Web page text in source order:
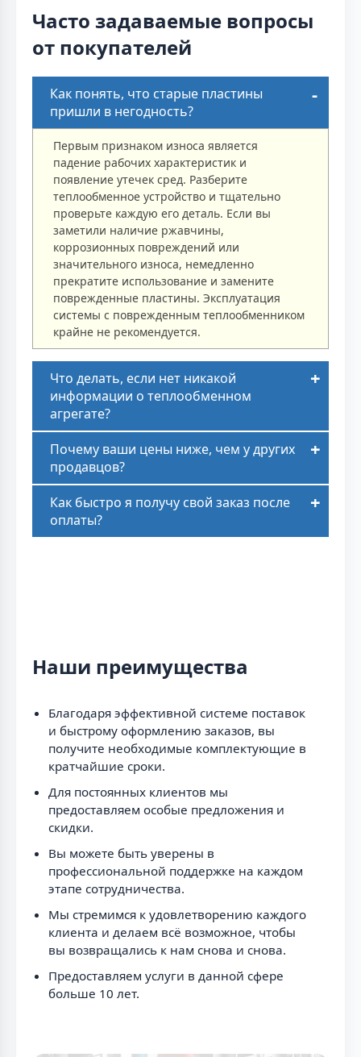
Часто задаваемые вопросы
от покупателей
Как понять, что старые пластины
пришли в негодность?
Первым признаком износа является
падение рабочих характеристик и
появление утечек сред. Разберите
теплообменное устройство и тщательно
проверьте каждую его деталь. Если вы
заметили наличие ржавчины,
коррозионных повреждений или
значительного износа, немедленно
прекратите использование и замените
поврежденные пластины. Эксплуатация
системы с поврежденным теплообменником
крайне не рекомендуется.
Что делать, если нет никакой
информации о теплообменном
агрегате?
Почему ваши цены ниже, чем у других
продавцов?
Как быстро я получу свой заказ после
оплаты?
Наши преимущества
Благодаря эффективной системе поставок
и быстрому оформлению заказов, вы
получите необходимые комплектующие в
кратчайшие сроки.
Для постоянных клиентов мы
предоставляем особые предложения и
скидки.
Вы можете быть уверены в
профессиональной поддержке на каждом
этапе сотрудничества.
Мы стремимся к удовлетворению каждого
клиента и делаем всё возможное, чтобы
вы возвращались к нам снова и снова.
Предоставляем услуги в данной сфере
больше 10 лет.